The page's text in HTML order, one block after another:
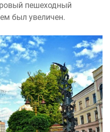
пешеходный
был увеличен.